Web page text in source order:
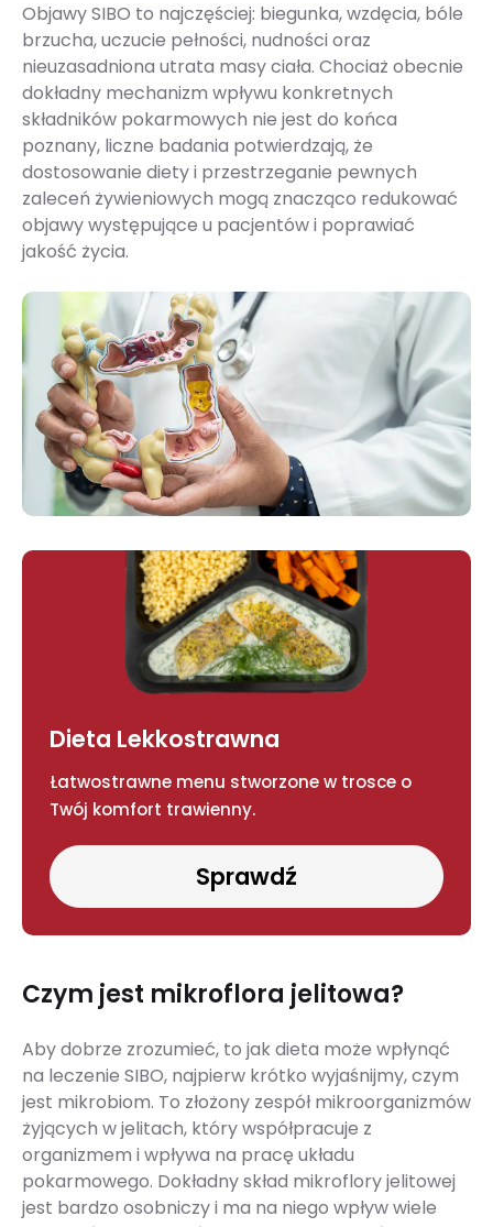
Objawy SIBO to najczęściej: biegunka, wzdęcia, bóle
brzucha, uczucie pełności, nudności oraz
nieuzasadniona utrata masy ciała. Chociaż obecnie
dokładny mechanizm wpływu konkretnych
składników pokarmowych nie jest do końca
poznany, liczne badania potwierdzają, że
dostosowanie diety i przestrzeganie pewnych
zaleceń żywieniowych mogą znacząco redukować
objawy występujące u pacjentów i poprawiać
jakość życia.
Dieta Lekkostrawna
Łatwostrawne menu stworzone w trosce o
Twój komfort trawienny.
Sprawdź
Czym jest mikroflora jelitowa?
Aby dobrze zrozumieć, to jak dieta może wpłynąć
na leczenie SIBO, najpierw krótko wyjaśnijmy, czym
jest mikrobiom. To złożony zespół mikroorganizmów
żyjących w jelitach, który współpracuje z
organizmem i wpływa na pracę układu
pokarmowego. Dokładny skład mikroflory jelitowej
jest bardzo osobniczy i ma na niego wpływ wiele